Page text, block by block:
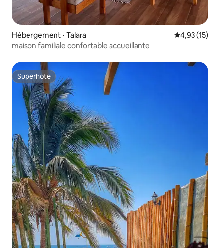
Hébergement ⋅ Talara Évaluation
4,93 (15)
maison familiale confortable accueillante
Superhôte
Superhôte